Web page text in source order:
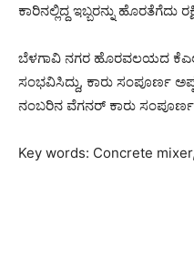
ಕಾರಿನಲ್ಲಿದ್ದ ಇಬ್ಬರನ್ನು ಹೊರತೆಗೆದು
ಬೆಳಗಾವಿ ನಗರ ಹೊರವಲಯದ
ಸಂಭವಿಸಿದ್ದು, ಕಾರು ಸಂಪೂರ್ಣ
ನಂಬರಿನ ವೆಗನರ್ ಕಾರು
Key words: Concrete